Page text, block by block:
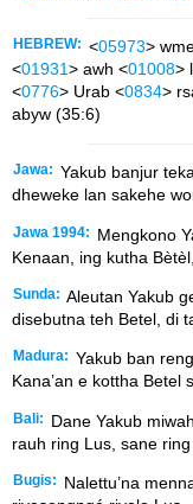
HEBREW: <05973>
<01931> awh <01008>
<0776> Urab <0834>
abyw (35:6)
Jawa: Yakub banjur
dheweke lan sakehe
Jawa 1994:
Mengkono
Kenaan, ing kutha
Sunda: Aleutan Yakub
disebutna teh Betel, di
Madura: Yakub ban
Kana’an e kottha Betel
Bali:
Dane Yakub
rauh ring Lus, sane
Bugis:
Nalettu’na